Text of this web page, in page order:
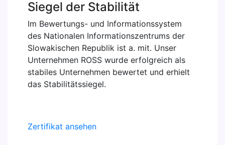
Siegel der Stabilität
Im Bewertungs- und Informationssystem
des Nationalen Informationszentrums der
Slowakischen Republik ist a. mit. Unser
Unternehmen ROSS wurde erfolgreich als
stabiles Unternehmen bewertet und erhielt
das Stabilitätssiegel.
Zertifikat ansehen